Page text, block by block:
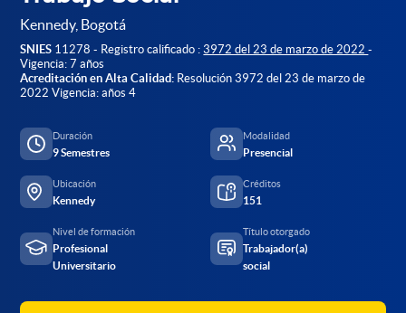
Kennedy, Bogotá
SNIES 11278 - Registro calificado :3972 del 23 de marzo de 2022-
Vigencia: 7 años
Acreditación en Alta Calidad: Resolución 3972 del 23 de marzo de
2022 Vigencia: años 4
Duración
9 Semestres
Modalidad
Presencial
Ubicación
Kennedy
Créditos
151
Nivel de formación
Profesional
Universitario
Título otorgado
Trabajador(a)
social